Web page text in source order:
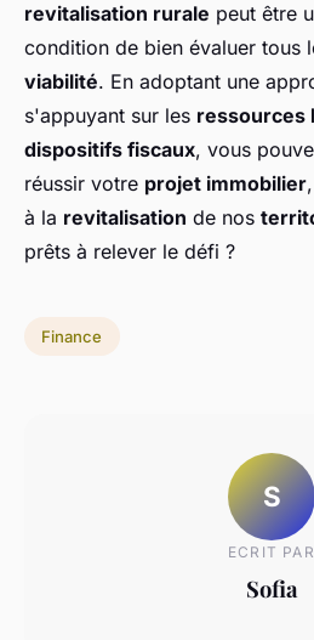
revitalisation rurale peut être
condition de bien évaluer tous
viabilité. En adoptant une
s'appuyant sur les ressources
dispositifs fiscaux, vous
réussir votre projet immobilier
à la revitalisation de nos
prêts à relever le défi ?
Finance
S
ECRIT PAR
Sofia